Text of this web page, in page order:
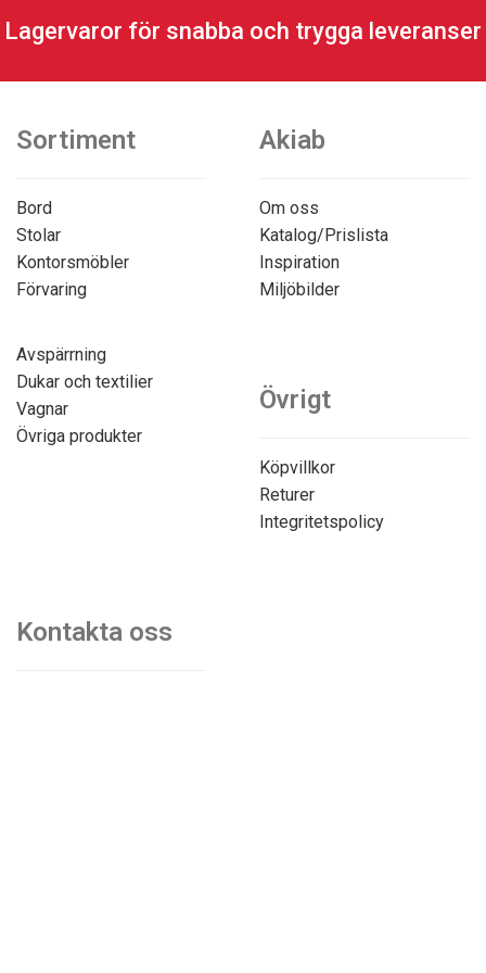
Lagervaror för snabba och trygga leveranser
Sortiment
Bord
Stolar
Kontorsmöbler
Förvaring
Avspärrning
Dukar och textilier
Vagnar
Övriga produkter
Akiab
Om oss
Katalog/Prislista
Inspiration
Miljöbilder
Övrigt
Köpvillkor
Returer
Integritetspolicy
Kontakta oss